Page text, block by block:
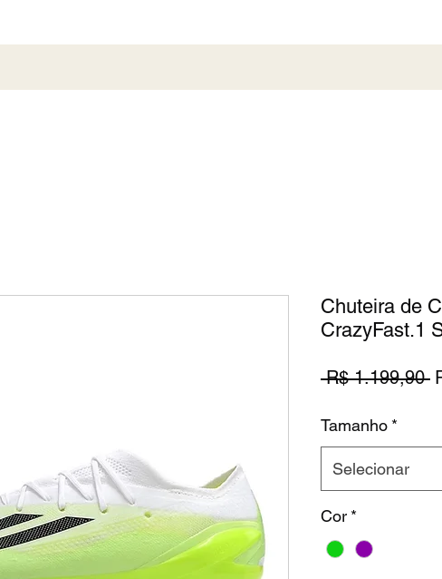
Chuteira de
CrazyFast.1
R$ 1.199,90
Tamanho *
Selecionar
Cor *